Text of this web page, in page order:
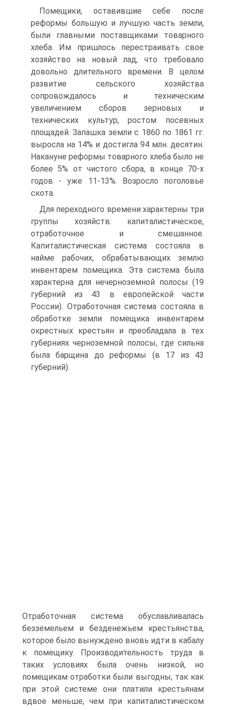
Помещики, оставившие себе после
реформы большую и лучшую часть земли,
были главными поставщиками товарного
хлеба. Им пришлось перестраивать свое
хозяйство на новый лад, что требовало
довольно длительного времени. В целом
развитие сельского хозяйства
сопровождалось и техническим
увеличением сборов зерновых и
технических культур, ростом посевных
площадей. Запашка земли с 1860 по 1861 гг.
выросла на 14% и достигла 94 млн. десятин.
Накануне реформы товарного хлеба было не
более 5% от чистого сбора, в конце 70-х
годов - уже 11-13%. Возросло поголовье
скота.
Для переходного времени характерны три
группы хозяйств: капиталистическое,
отработочное и смешанное.
Капиталистическая система состояла в
найме рабочих, обрабатывающих землю
инвентарем помещика. Эта система была
характерна для нечерноземной полосы (19
губерний из 43 в европейской части
России). Отработочная система состояла в
обработке земли помещика инвентарем
окрестных крестьян и преобладала в тех
губерниях черноземной полосы, где сильна
была барщина до реформы (в 17 из 43
губерний).
Отработочная система обуславливалась
безземельем и безденежьем крестьянства,
которое было вынуждено вновь идти в кабалу
к помещику. Производительность труда в
таких условиях была очень низкой, но
помещикам отработки были выгодны, так как
при этой системе они платили крестьянам
вдвое меньше, чем при капиталистическом